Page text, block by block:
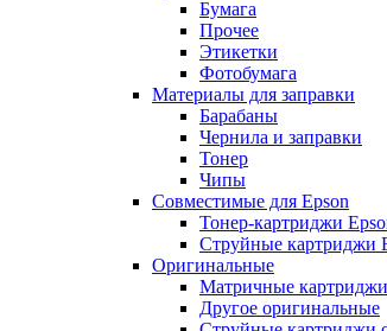
Бумага
Прочее
Этикетки
Фотобумага
Материалы для заправки
Барабаны
Чернила и заправки
Тонер
Чипы
Совместимые для Epson
Тонер-картриджи
Струйные картриджи
Оригинальные
Матричные
Другое оригинальные